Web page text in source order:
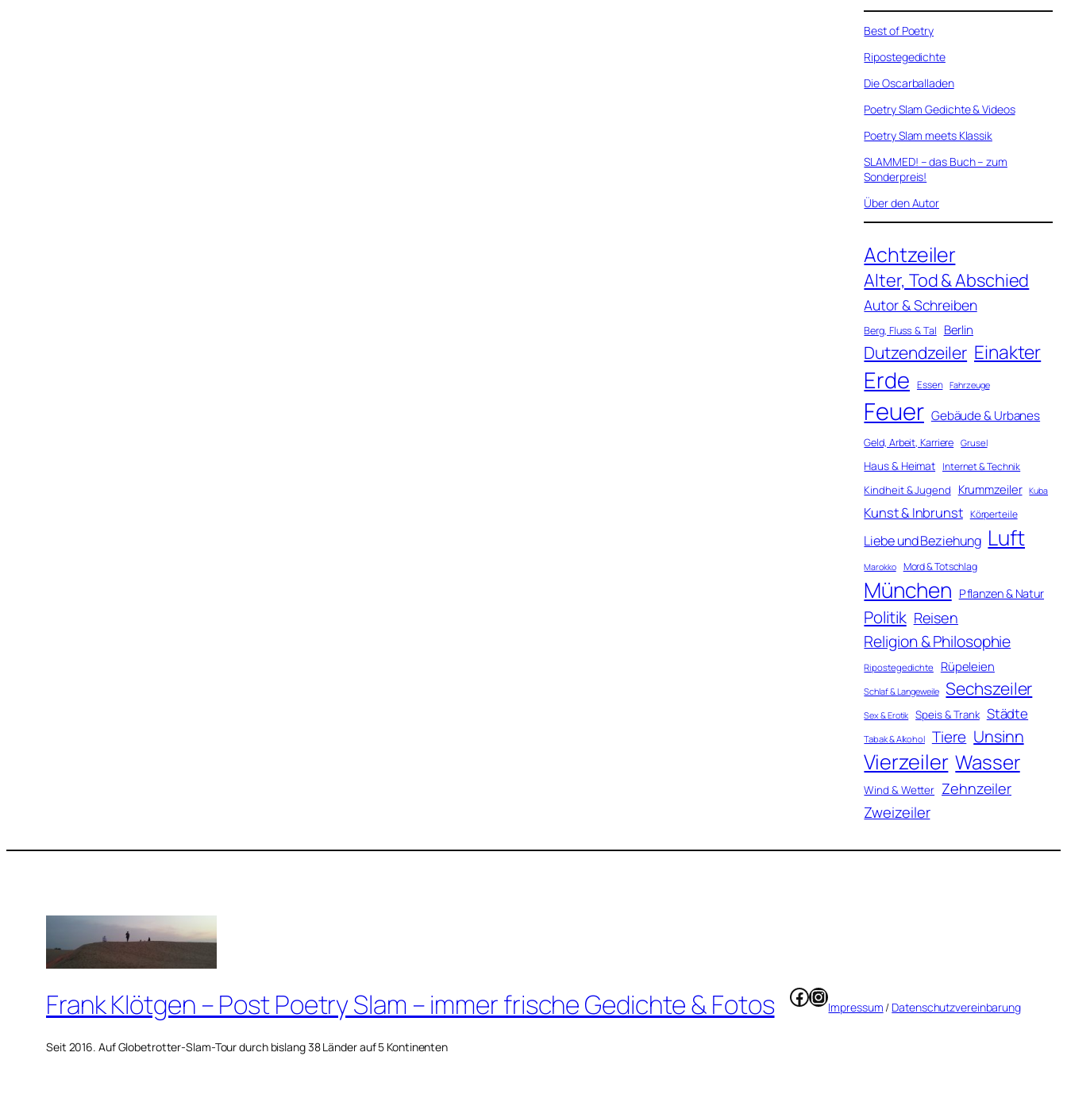
Best of Poetry
Ripostegedichte
Die Oscarballaden
Poetry Slam Gedichte & Videos
Poetry Slam meets Klassik
SLAMMED! – das Buch – zum
Sonderpreis!
Über den Autor
Achtzeiler
Alter, Tod & Abschied
Autor & Schreiben
Berg, Fluss & Tal Berlin
Dutzendzeiler Einakter
Erde Essen Fahrzeuge
Feuer Gebäude & Urbanes
Geld, Arbeit, Karriere Grusel
Haus & Heimat Internet & Technik
Kindheit & Jugend Krummzeiler Kuba
Kunst & Inbrunst Körperteile
Liebe und Beziehung Luft
Marokko Mord & Totschlag
München Pflanzen & Natur
Politik Reisen
Religion & Philosophie
Ripostegedichte Rüpeleien
Schlaf & Langeweile Sechszeiler
Sex & Erotik Speis & Trank Städte
Tabak & Alkohol Tiere Unsinn
Vierzeiler Wasser
Wind & Wetter Zehnzeiler
Zweizeiler
Frank Klötgen – Post Poetry Slam – immer frische Gedichte & Fotos
Seit 2016. Auf Globetrotter-Slam-Tour durch bislang 38 Länder auf 5 Kontinenten
Facebook
Instagram
Impressum / Datenschutzvereinbarung